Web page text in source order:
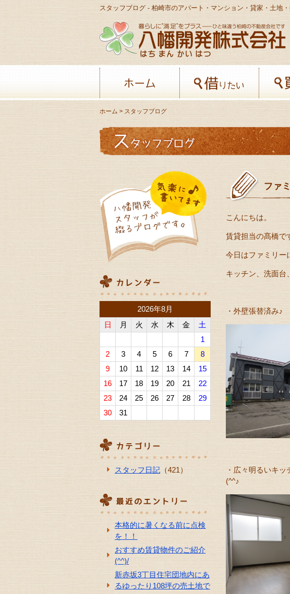
スタッフブログ - 柏崎市のアパート・マンション・貸家・土地
ホーム 借りたい
ホーム > スタッフブログ
2026年8月
日
月 火 水 木 金
土
1
2
3 4 5 6 7
8
9
10 11 12 13 14
15
16
17 18 19 20 21
22
23
24 25 26 27 28
29
30
31
スタッフ日記 （421）
本格的に暑くなる前に点検
を！！
おすすめ賃貸物件のご紹介
(^^)/
新赤坂3丁目住宅団地内にあ
るゆったり108坪の売土地で
ファ
こんにちは。
賃貸担当の髙橋で
今日はファミリー
キッチン、洗面台
・外壁張替済み♪
・広々明